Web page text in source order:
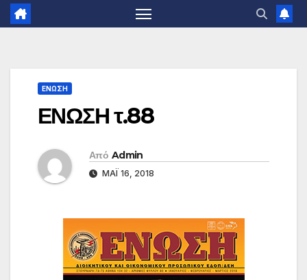
ΕΝΩΣΗ
ΕΝΩΣΗ τ.88
Από Admin
ΜΆΙ 16, 2018